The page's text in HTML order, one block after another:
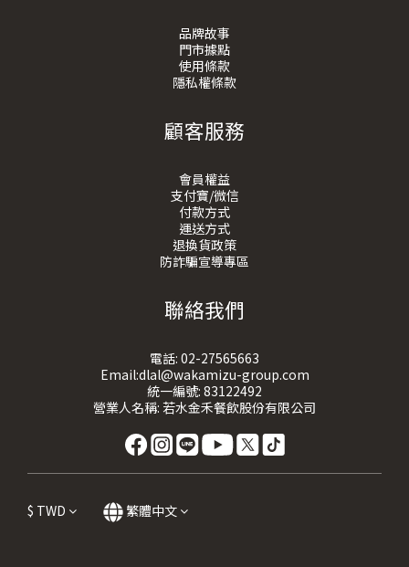
品牌故事
門市據點
使用條款
隱私權條款
顧客服務
會員權益
支付寶/微信
付款方式
運送方式
退換貨政策
防詐騙宣導專區
聯絡我們
電話: 02-27565663
Email:dlal@wakamizu-group.com
統一編號: 83122492
營業人名稱: 若水金禾餐飲股份有限公司
$ TWD 繁體中文